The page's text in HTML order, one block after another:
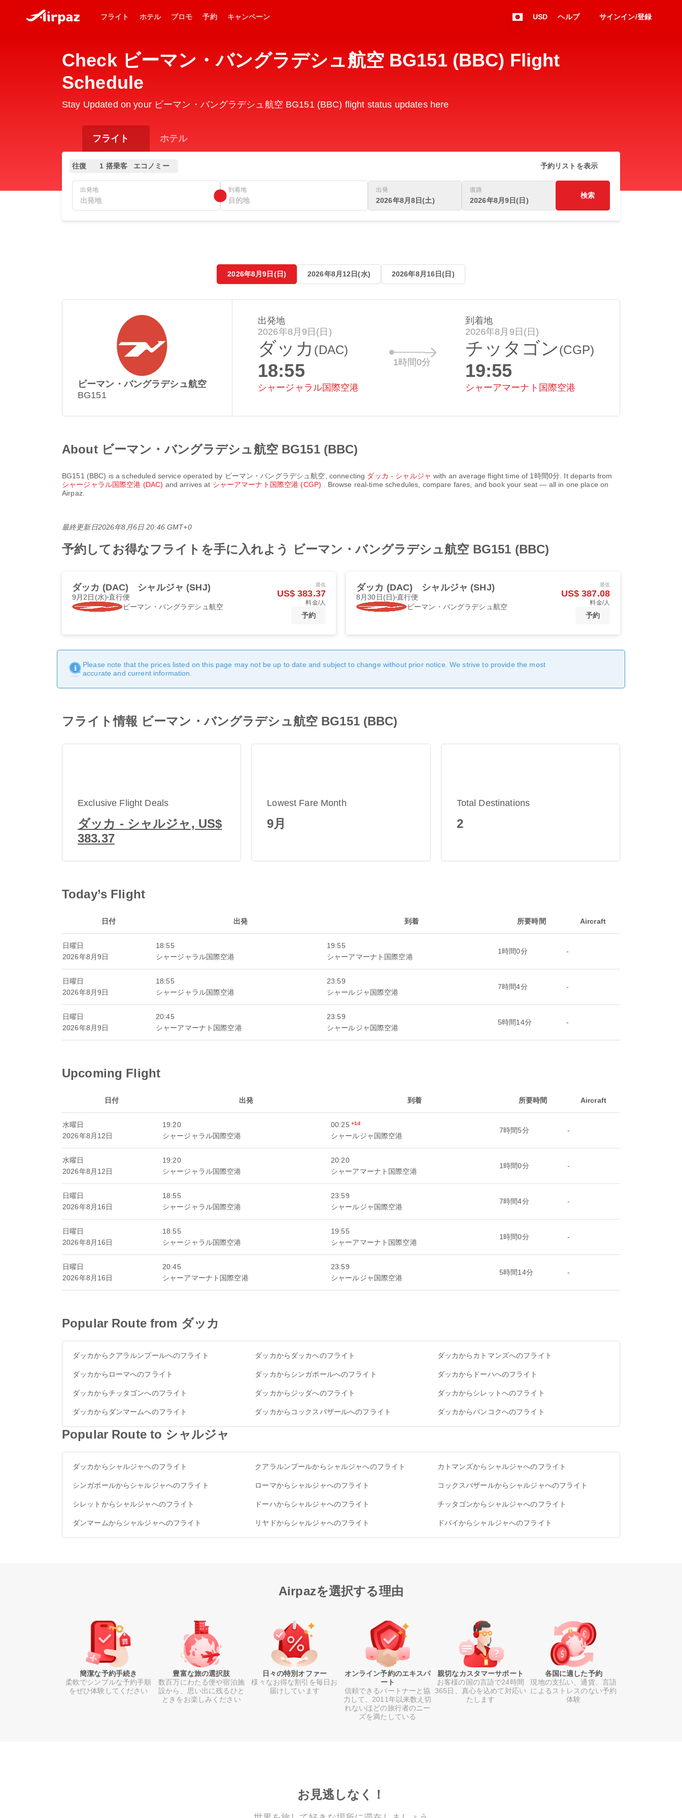
フライト ホテル プロモ 予約 キャンペーン USD ヘルプ サインイン/登録
Check ビーマン・バングラデシュ航空 BG151 (BBC) Flight
Schedule
Stay Updated on your ビーマン・バングラデシュ航空 BG151 (BBC) flight status updates here
フライト ホテル
往復 1 搭乗客 エコノミー 予約リストを表示
出発地 到着地 出発
2026年8月8日(土)
復路
2026年8月9日(日)
検索
2026年8月9日(日) 2026年8月12日(水) 2026年8月16日(日)
ビーマン・バングラデシュ航空
BG151
出発地
2026年8月9日(日)
ダッカ (DAC)
18:55
シャージャラル国際空港
1時間0分
到着地
2026年8月9日(日)
チッタゴン(CGP)
19:55
シャーアマーナト国際空港
About ビーマン・バングラデシュ航空 BG151 (BBC)
BG151 (BBC) is a scheduled service operated by ビーマン・バングラデシュ航空 , connecting ダッカ - シャルジャ with an average flight time of 1時間0分 . It departs from
シャージャラル国際空港 (DAC) and arrives at シャーアマーナト国際空港 (CGP)
. Browse real-time schedules, compare fares, and book your seat — all in one place on
Airpaz.
最終更新日2026年8月6日 20:46 GMT+0
予約してお得なフライトを手に入れよう ビーマン・バングラデシュ航空 BG151 (BBC)
ダッカ (DAC) シャルジャ (SHJ)
9月2日(水) 直行便
ビーマン・バングラデシュ航空
最低
US$ 383.37
料金/人
予約
ダッカ (DAC) シャルジャ (SHJ)
8月30日(日)直行便
ビーマン・バングラデシュ航空
最低
US$ 387.08
料金/人
予約
Please note that the prices listed on this page may not be up to date and subject to change without prior notice. We strive to provide the most
accurate and current information.
フライト情報 ビーマン・バングラデシュ航空 BG151 (BBC)
Exclusive Flight Deals
ダッカ - シャルジャ, US$
383.37
Lowest Fare Month
9月
Total Destinations
2
Today’s Flight
日付 出発 到着 所要時間 Aircraft
日曜日
2026年8月9日
18:55
シャージャラル国際空港
19:55
シャーアマーナト国際空港
1時間0分 -
日曜日
2026年8月9日
18:55
シャージャラル国際空港
23:59
シャールジャ国際空港
7時間4分 -
日曜日
2026年8月9日
20:45
シャーアマーナト国際空港
23:59
シャールジャ国際空港
5時間14分 -
Upcoming Flight
日付 出発 到着 所要時間 Aircraft
水曜日
2026年8月12日
19:20
シャージャラル国際空港
00:25 +1d
シャールジャ国際空港
7時間5分 -
水曜日
2026年8月12日
19:20
シャージャラル国際空港
20:20
シャーアマーナト国際空港
1時間0分 -
日曜日
2026年8月16日
18:55
シャージャラル国際空港
23:59
シャールジャ国際空港
7時間4分 -
日曜日
2026年8月16日
18:55
シャージャラル国際空港
19:55
シャーアマーナト国際空港
1時間0分 -
日曜日
2026年8月16日
20:45
シャーアマーナト国際空港
23:59
シャールジャ国際空港
5時間14分 -
Popular Route from ダッカ
ダッカからクアラルンプールへのフライト ダッカからダッカへのフライト ダッカからカトマンズへのフライト
ダッカからローマへのフライト ダッカからシンガポールへのフライト ダッカからドーハへのフライト
ダッカからチッタゴンへのフライト ダッカからジッダへのフライト ダッカからシレットへのフライト
ダッカからダンマームへのフライト ダッカからコックスバザールへのフライト ダッカからバンコクへのフライト
Popular Route to シャルジャ
ダッカからシャルジャへのフライト クアラルンプールからシャルジャへのフライト カトマンズからシャルジャへのフライト
シンガポールからシャルジャへのフライト ローマからシャルジャへのフライト コックスバザールからシャルジャへのフライト
シレットからシャルジャへのフライト ドーハからシャルジャへのフライト チッタゴンからシャルジャへのフライト
ダンマームからシャルジャへのフライト リヤドからシャルジャへのフライト ドバイからシャルジャへのフライト
Airpazを選択する理由
簡潔な予約手続き
柔軟でシンプルな予約手順
をぜひ体験してください
豊富な旅の選択肢
数百万にわたる便や宿泊施
設から、思い出に残るひと
ときをお楽しみください
日々の特別オファー
様々なお得な割引を毎日お
届けしています
オンライン予約のエキスパ
ート
信頼できるパートナーと協
力して、2011年以来数え切
れないほどの旅行者のニー
ズを満たしている
親切なカスタマーサポート
お客様の国の言語で24時間
365日、真心を込めて対応い
たします
各国に適した予約
現地の支払い、通貨、言語
によるストレスのない予約
体験
お見逃しなく！